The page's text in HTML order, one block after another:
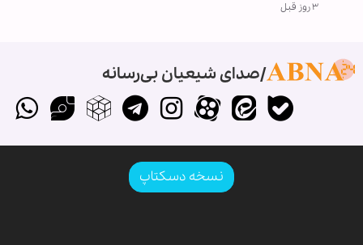
۳ روز قبل
صدای شیعیان بی‌رسانه
نسخه دسکتاپ